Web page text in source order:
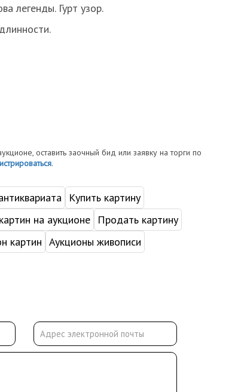
легенды. Гурт узор.
оставить заочный бид или заявку на торги по
.
Купить картину
на аукционе
Продать картину
картин Аукционы живописи